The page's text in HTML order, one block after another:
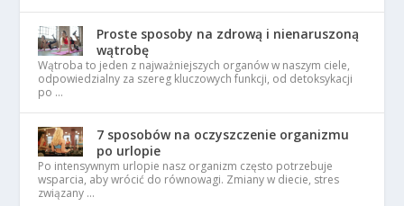
Proste sposoby na zdrową i nienaruszoną
wątrobę
Wątroba to jeden z najważniejszych organów w naszym ciele,
odpowiedzialny za szereg kluczowych funkcji, od detoksykacji
po …
7 sposobów na oczyszczenie organizmu
po urlopie
Po intensywnym urlopie nasz organizm często potrzebuje
wsparcia, aby wrócić do równowagi. Zmiany w diecie, stres
związany …